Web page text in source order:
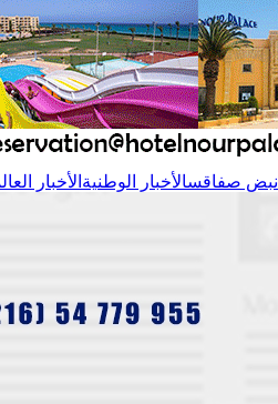
نبض صفاقسالأخبار الوطنية الأخبار